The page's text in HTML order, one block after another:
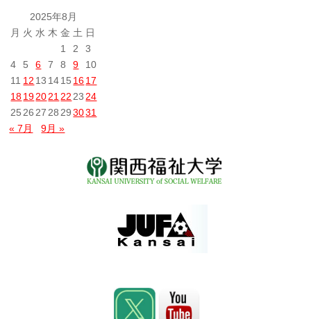
稿
2025年8月
月 火 水 木 金 土 日
1
2
3
4
5 6 7 8 9
10
11 12 13 1415 1617
1819202122 23 24
25 26 27 28 29 3031
« 7月
9月 »